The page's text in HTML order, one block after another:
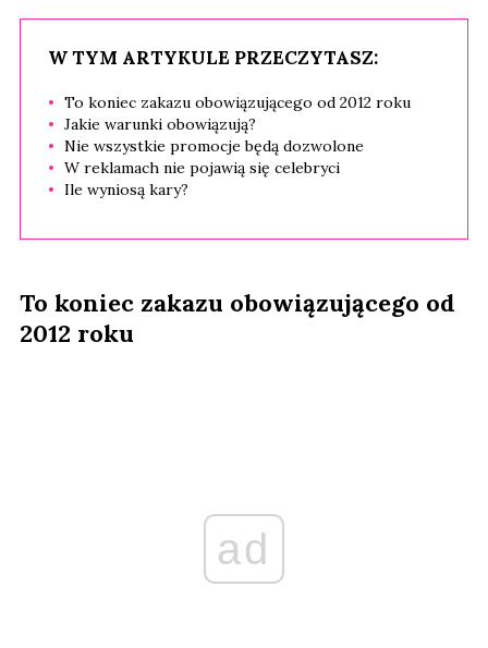
W TYM ARTYKULE PRZECZYTASZ:
To koniec zakazu obowiązującego od 2012 roku
Jakie warunki obowiązują?
Nie wszystkie promocje będą dozwolone
W reklamach nie pojawią się celebryci
Ile wyniosą kary?
To koniec zakazu obowiązującego od
2012 roku
ad